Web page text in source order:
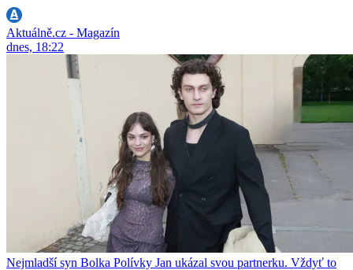
Aktuálně.cz - Magazín
dnes, 18:22
Nejmladší syn Bolka Polívky Jan ukázal svou partnerku. Vždyť to